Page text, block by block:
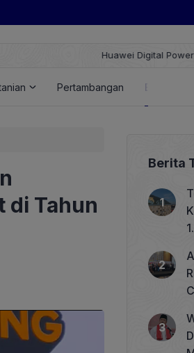
Indonesia Menuju Revolusi Energi
Pertambangan Energi
di Tahun
Berita